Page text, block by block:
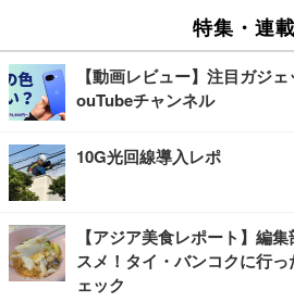
特集・連載
【動画レビュー】注目ガジ
ouTubeチャンネル
10G光回線導入レポ
【アジア美食レポート】編
スメ！タイ・バンコクに行
ェック